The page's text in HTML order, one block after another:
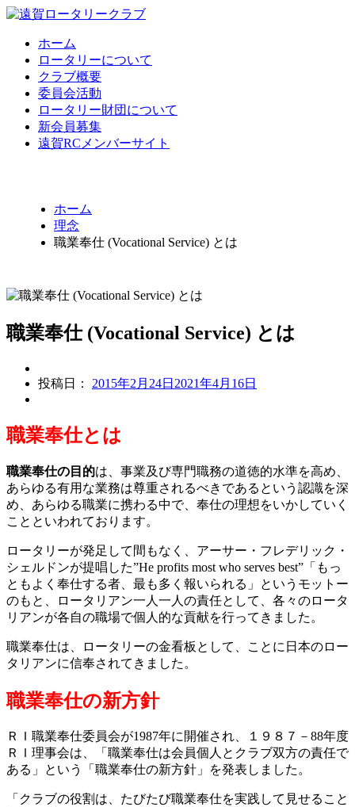
ホーム
ロータリーについて
クラブ概要
委員会活動
ロータリー財団について
新会員募集
遠賀RCメンバーサイト
ホーム
理念
職業奉仕 (Vocational Service) とは
職業奉仕 (Vocational Service) とは
投稿日： 2015年2月24日 2021年4月16日
職業奉仕とは
職業奉仕の目的は、事業及び専門職務の道徳的水準を高め、
あらゆる有用な業務は尊重されるべきであるという認識を深
め、あらゆる職業に携わる中で、奉仕の理想をいかしていく
ことといわれております。
ロータリーが発足して間もなく、アーサー・フレデリック・
シェルドンが提唱した”He profits most who serves best”「もっ
ともよく奉仕する者、最も多く報いられる」というモットー
のもと、ロータリアン一人一人の責任として、各々のロータ
リアンが各自の職場で個人的な貢献を行ってきました。
職業奉仕は、ロータリーの金看板として、ことに日本のロー
タリアンに信奉されてきました。
職業奉仕の新方針
ＲＩ職業奉仕委員会が1987年に開催され、１９８７－88年度
ＲＩ理事会は、「職業奉仕は会員個人とクラブ双方の責任で
ある」という「職業奉仕の新方針」を発表しました。
「クラブの役割は、たびたび職業奉仕を実践して見せること